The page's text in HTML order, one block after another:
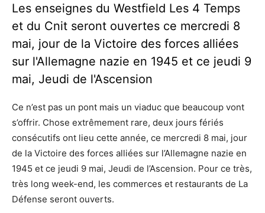
Les enseignes du Westfield Les 4 Temps
et du Cnit seront ouvertes ce mercredi 8
mai, jour de la Victoire des forces alliées
sur l'Allemagne nazie en 1945 et ce jeudi 9
mai, Jeudi de l'Ascension
Ce n’est pas un pont mais un viaduc que beaucoup vont
s’offrir. Chose extrêmement rare, deux jours fériés
consécutifs ont lieu cette année, ce mercredi 8 mai, jour
de la Victoire des forces alliées sur l’Allemagne nazie en
1945 et ce jeudi 9 mai, Jeudi de l’Ascension. Pour ce très,
très long week-end, les commerces et restaurants de La
Défense seront ouverts.